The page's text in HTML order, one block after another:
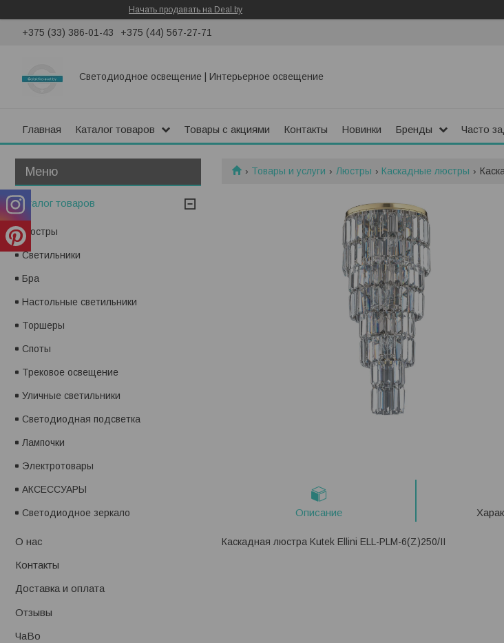
Начать продавать на Deal.by
+375 (33) 386-01-43 +375 (44) 567-27-71
Светодиодное освещение | Интерьерное освещение
Главная Каталог товаров Товары с акциями Контакты Новинки Бренды Часто
Товары и услуги Люстры Каскадные люстры
Описание
Каскадная люстра Kutek Ellini ELL-PLM-6(Z)250/II
Каталог товаров
Люстры
Светильники
Бра
Настольные светильники
Торшеры
Споты
Трековое освещение
Уличные светильники
Светодиодная подсветка
Лампочки
Электротовары
АКСЕССУАРЫ
Светодиодное зеркало
О нас
Контакты
Доставка и оплата
Отзывы
ЧаВо